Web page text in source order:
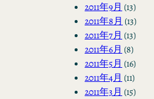
2011年9月 (13)
2011年8月 (13)
2011年7月 (13)
2011年6月 (8)
2011年5月 (16)
2011年4月 (11)
2011年3月 (15)